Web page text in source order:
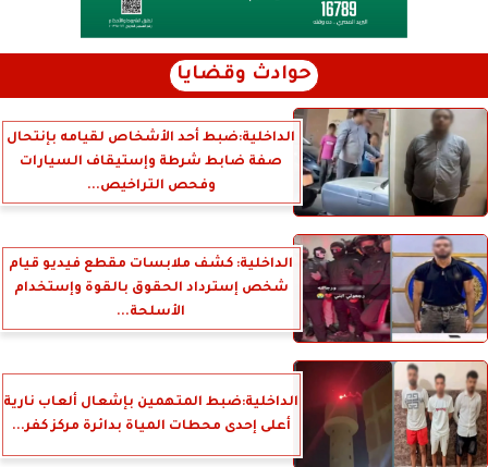
حوادث وقضايا
الداخلية:ضبط أحد الأشخاص لقيامه بإنتحال
صفة ضابط شرطة وإستيقاف السيارات
وفحص التراخيص...
الداخلية: كشف ملابسات مقطع فيديو قيام
شخص إسترداد الحقوق بالقوة وإستخدام
الأسلحة...
الداخلية:ضبط المتهمين بإشعال ألعاب نارية
أعلى إحدى محطات المياة بدائرة مركز كفر...